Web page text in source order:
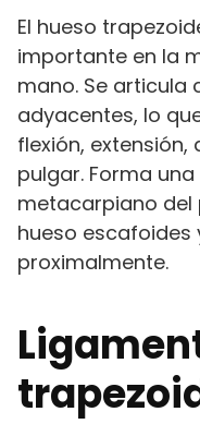
El hueso
importante en la
mano. Se articula
adyacentes, lo
flexión,
pulgar. Forma
metacarpiano del
hueso escafoides
proximalmente.